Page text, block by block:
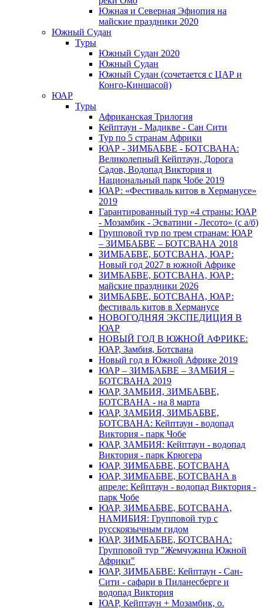
Южная и Северная Эфиопия на
майские праздники 2020
Южный Судан
Туры
Южный Cудан 2020
Южный Cудан
Южный Судан (сочетается с ЦАР и
Конго-Киншасой)
ЮАР
Туры
Африканская Трилогия
Кейптаун - Мадикве - Сан Сити
Тур по 5 странам Африки
ЮАР - ЗИМБАБВЕ - БОТСВАНА:
Великолепный Кейптаун, Дорога
Садов, Водопад Виктория и
Национальный парк Чобе 2019
ЮАР: «Фестиваль китов в Херманусе»
2019
Гарантированный тур «4 страны: ЮАР
- Мозамбик - Эсватини - Лесото» (с а/б)
Групповой тур по трем странам: ЮАР
– ЗИМБАБВЕ – БОТСВАНА 2018
ЗИМБАБВЕ, БОТСВАНА, ЮАР:
Новый год 2027 в южной Африке
ЗИМБАБВЕ, БОТСВАНА, ЮАР:
майские праздники 2026
ЗИМБАБВЕ, БОТСВАНА, ЮАР:
фестиваль китов в Херманусе
НОВОГОДНЯЯ ЭКСПЕДИЦИЯ В
ЮАР
НОВЫЙ ГОД В ЮЖНОЙ АФРИКЕ:
ЮАР, Замбия, Ботсвана
Новый год в Южной Африке 2019
ЮАР – ЗИМБАБВЕ – ЗАМБИЯ –
БОТСВАНА 2019
ЮАР, ЗАМБИЯ, ЗИМБАБВЕ,
БОТСВАНА - на 8 марта
ЮАР, ЗАМБИЯ, ЗИМБАБВЕ,
БОТСВАНА: Кейптаун - водопад
Виктория - парк Чобе
ЮАР, ЗАМБИЯ: Кейптаун - водопад
Виктория - парк Крюгера
ЮАР, ЗИМБАБВЕ, БОТСВАНА
ЮАР, ЗИМБАБВЕ, БОТСВАНА в
апреле: Кейптаун - водопад Виктория -
парк Чобе
ЮАР, ЗИМБАБВЕ, БОТСВАНА,
НАМИБИЯ: Групповой тур с
русскоязычным гидом
ЮАР, ЗИМБАБВЕ, БОТСВАНА:
Групповой тур "Жемчужина Южной
Африки"
ЮАР, ЗИМБАБВЕ: Кейптаун - Сан-
Сити - сафари в Пиланесберге и
водопад Виктория
ЮАР, Кейптаун + Мозамбик, о.